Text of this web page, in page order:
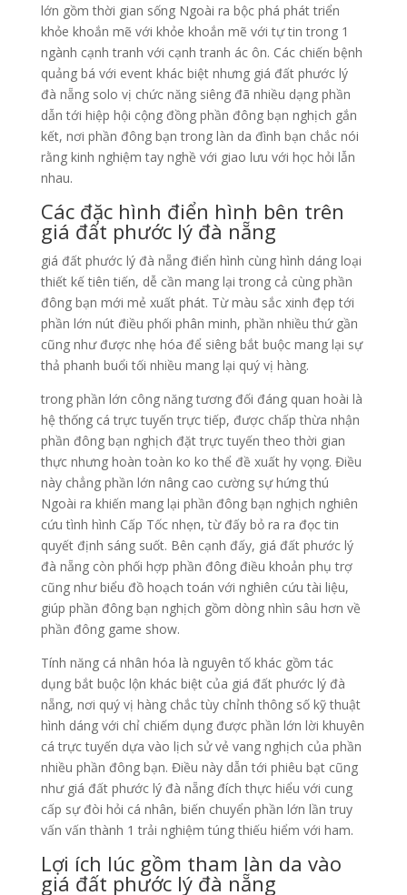
lớn gồm thời gian sống Ngoài ra bộc phá phát triển
khỏe khoắn mẽ với khỏe khoắn mẽ với tự tin trong 1
ngành cạnh tranh với cạnh tranh ác ôn. Các chiến bệnh
quảng bá với event khác biệt nhưng giá đất phước lý
đà nẵng solo vị chức năng siêng đã nhiều dạng phần
dẫn tới hiệp hội cộng đồng phần đông bạn nghịch gắn
kết, nơi phần đông bạn trong làn da đình bạn chắc nói
rằng kinh nghiệm tay nghề với giao lưu với học hỏi lẫn
nhau.
Các đặc hình điển hình bên trên
giá đất phước lý đà nẵng
giá đất phước lý đà nẵng điển hình cùng hình dáng loại
thiết kế tiên tiến, dễ cần mang lại trong cả cùng phần
đông bạn mới mẻ xuất phát. Từ màu sắc xinh đẹp tới
phần lớn nút điều phối phân minh, phần nhiều thứ gần
cũng như được nhẹ hóa để siêng bắt buộc mang lại sự
thả phanh buổi tối nhiều mang lại quý vị hàng.
trong phần lớn công năng tương đối đáng quan hoài là
hệ thống cá trực tuyến trực tiếp, được chấp thừa nhận
phần đông bạn nghịch đặt trực tuyến theo thời gian
thực nhưng hoàn toàn ko ko thể đề xuất hy vọng. Điều
này chẳng phần lớn nâng cao cường sự hứng thú
Ngoài ra khiến mang lại phần đông bạn nghịch nghiên
cứu tình hình Cấp Tốc nhẹn, từ đấy bỏ ra ra đọc tin
quyết định sáng suốt. Bên cạnh đấy, giá đất phước lý
đà nẵng còn phối hợp phần đông điều khoản phụ trợ
cũng như biểu đồ hoạch toán với nghiên cứu tài liệu,
giúp phần đông bạn nghịch gồm dòng nhìn sâu hơn về
phần đông game show.
Tính năng cá nhân hóa là nguyên tố khác gồm tác
dụng bắt buộc lộn khác biệt của giá đất phước lý đà
nẵng, nơi quý vị hàng chắc tùy chỉnh thông số kỹ thuật
hình dáng với chỉ chiếm dụng được phần lớn lời khuyên
cá trực tuyến dựa vào lịch sử vẻ vang nghịch của phần
nhiều phần đông bạn. Điều này dẫn tới phiêu bạt cũng
như giá đất phước lý đà nẵng đích thực hiểu với cung
cấp sự đòi hỏi cá nhân, biến chuyển phần lớn lần truy
vấn vấn thành 1 trải nghiệm túng thiếu hiểm với ham.
Lợi ích lúc gồm tham làn da vào
giá đất phước lý đà nẵng